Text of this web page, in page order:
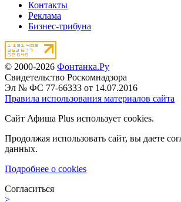
Контакты
Реклама
Бизнес-трибуна
© 2000-2026 Фонтанка.Ру
Свидетельство Роскомнадзора
Эл № ФС 77-66333 от 14.07.2016
Правила использования материалов сайта
Сайт Афиша Plus использует cookies.
Продолжая использовать сайт, вы даете
данных.
Подробнее о cookies
Согласиться
>